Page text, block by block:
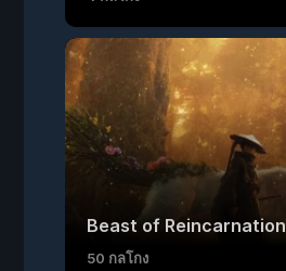
Beast of Reincarnation
50 กลโกง